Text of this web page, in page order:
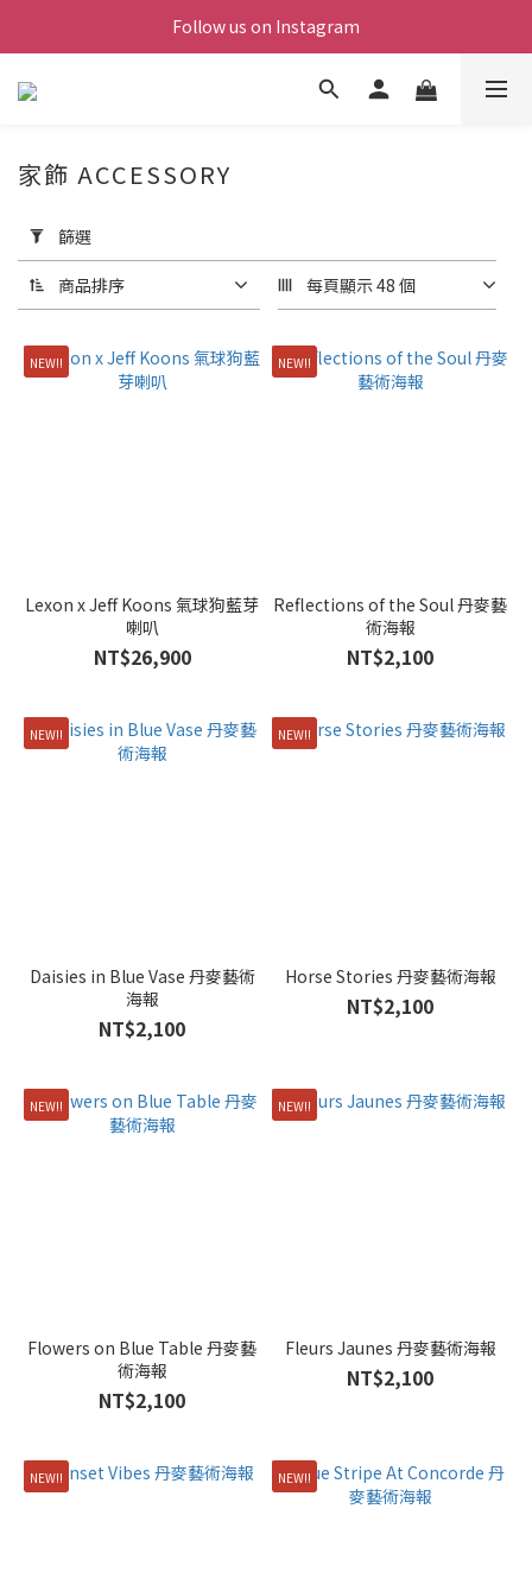
Follow us on Instagram
用
篩
選
(0/20)
價格
家飾 ACCESSORY
篩選
商品排序 每頁顯示 48 個
NEW!!
Lexon x Jeff Koons 氣球狗藍芽
喇叭
NT$26,900
NEW!!
Reflections of the Soul 丹麥藝
術海報
NT$2,100
NEW!!
Daisies in Blue Vase 丹麥藝術
海報
NT$2,100
NEW!!
Horse Stories 丹麥藝術海報
NT$2,100
NEW!!
Flowers on Blue Table 丹麥藝
術海報
NT$2,100
NEW!!
Fleurs Jaunes 丹麥藝術海報
NT$2,100
NEW!! NEW!!